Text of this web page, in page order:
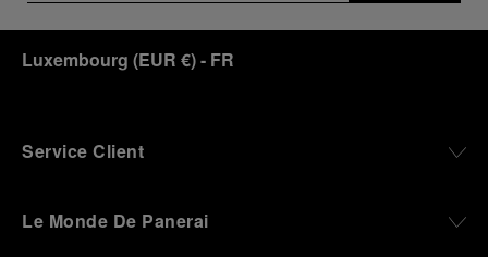
Luxembourg (EUR €)- FR
Service Client
Le Monde De Panerai